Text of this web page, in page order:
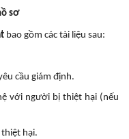
sơ
bao gồm các tài liệu sau:
cầu giám định.
với người bị thiệt hại (nếu
thiệt hại.